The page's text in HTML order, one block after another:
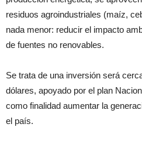
residuos agroindustriales (maíz,
nada menor: reducir el impacto
de fuentes no renovables.
Se trata de una inversión será
dólares, apoyado por el plan
como finalidad aumentar la
el país.